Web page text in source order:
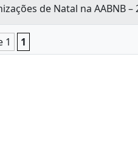
de Natal na AABNB –
1 1